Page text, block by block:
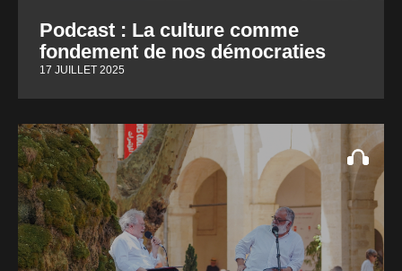
Podcast : La culture comme
fondement de nos démocraties
17 JUILLET 2025